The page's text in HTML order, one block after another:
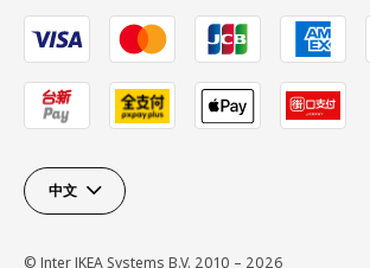
中文
© Inter IKEA Systems B.V. 2010 – 2026